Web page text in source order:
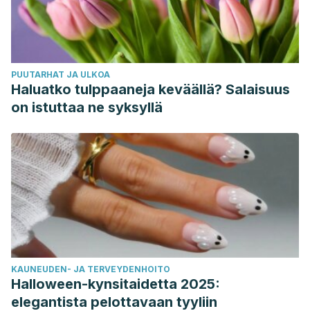
PUUTARHAT JA ULKOA
Haluatko tulppaaneja keväällä? Salaisuus
on istuttaa ne syksyllä
KAUNEUDEN- JA TERVEYDENHOITO
Halloween-kynsitaidetta 2025:
elegantista pelottavaan tyyliin